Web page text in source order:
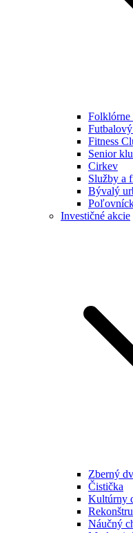
Folklórne
Fitness
Senior
Cirkev
Služby a
Bývalý
Investičné akcie
Zberný
Čistička
Kultúrny
Náučný